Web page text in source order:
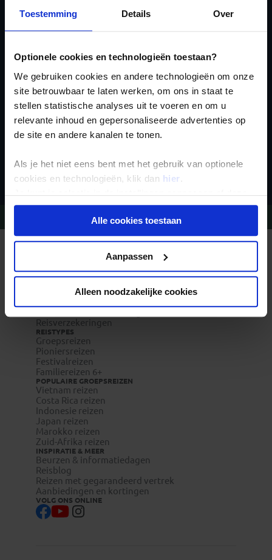
Toestemming Details Over
Optionele cookies en technologieën toestaan?
We gebruiken cookies en andere technologieën om onze
site betrouwbaar te laten werken, om ons in staat te
stellen statistische analyses uit te voeren en om u
relevante inhoud en gepersonaliseerde advertenties op
de site en andere kanalen te tonen.
Als je het niet eens bent met het gebruik van optionele
cookies en technologieën, klik dan hier .
Je kunt je selectie in de instellingen aanpassen of deze
onder aan de pagina op elk gewenst moment voor de
toekomst wijzigen.Alle cookies toestaan
Aanpassen
Alleen noodzakelijke cookies
Ja, ik meld me aan
voor de wekelijkse
nieuwsbrief
Inschrijven
Vragen?Bel 09-234 13 11
Waarom Koning Aap?
Bestemmingen
Duurzaam toerisme
Vacatures
Reisverzekeringen
REISTYPES
Groepsreizen
Pioniersreizen
Festivalreizen
Familiereizen 6+
POPULAIRE GROEPSREIZEN
Vietnam reizen
Costa Rica reizen
Indonesie reizen
Japan reizen
Marokko reizen
Zuid-Afrika reizen
INSPIRATIE & MEER
Beurzen & informatiedagen
Reisblog
Reizen met gegarandeerd vertrek
Aanbiedingen en kortingen
VOLG ONS ONLINE